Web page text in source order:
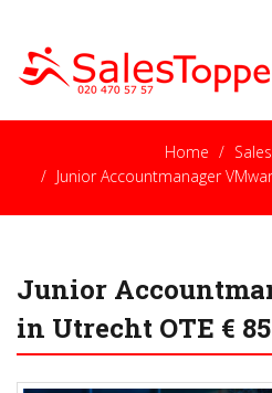
Home
Junior Accountmanager
Junior
in Utrecht OTE €